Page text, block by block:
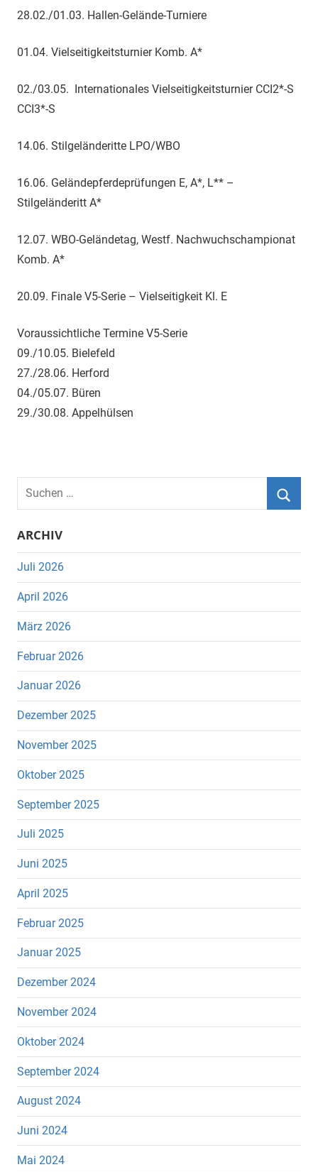
28.02./01.03. Hallen-Gelände-Turniere
01.04. Vielseitigkeitsturnier Komb. A*
02./03.05. Internationales Vielseitigkeitsturnier CCI2*-S
CCI3*-S
14.06. Stilgeländeritte LPO/WBO
16.06. Geländepferdeprüfungen E, A*, L** –
Stilgeländeritt A*
12.07. WBO-Geländetag, Westf. Nachwuchschampionat
Komb. A*
20.09. Finale V5-Serie – Vielseitigkeit Kl. E
Voraussichtliche Termine V5-Serie
09./10.05. Bielefeld
27./28.06. Herford
04./05.07. Büren
29./30.08. Appelhülsen
Suchen
nach:
ARCHIV
Juli 2026
April 2026
März 2026
Februar 2026
Januar 2026
Dezember 2025
November 2025
Oktober 2025
September 2025
Juli 2025
Juni 2025
April 2025
Februar 2025
Januar 2025
Dezember 2024
November 2024
Oktober 2024
September 2024
August 2024
Juni 2024
Mai 2024